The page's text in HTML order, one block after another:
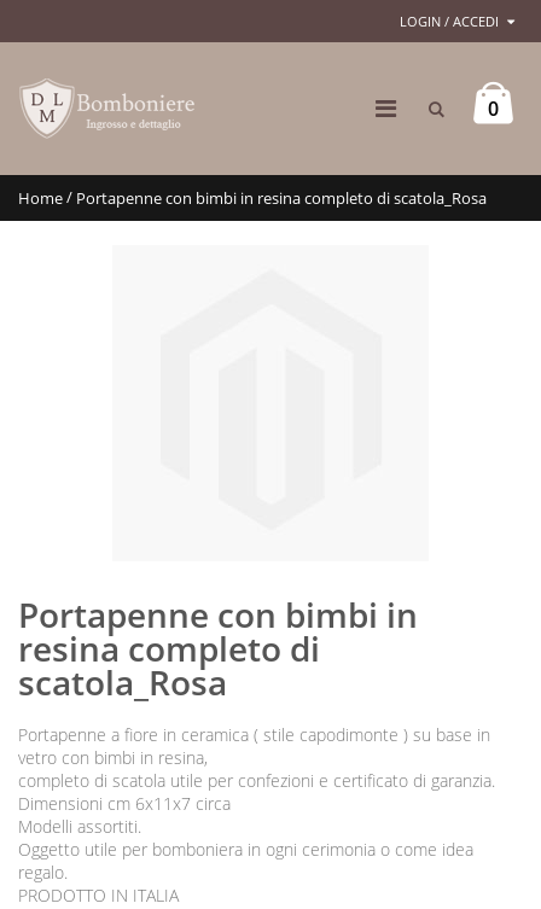
LOGIN / ACCEDI
0
Home/ Portapenne con bimbi in resina completo di scatola_Rosa
Portapenne con bimbi in
resina completo di
scatola_Rosa
Portapenne a fiore in ceramica ( stile capodimonte ) su base in
vetro con bimbi in resina,
completo di scatola utile per confezioni e certificato di garanzia.
Dimensioni cm 6x11x7 circa
Modelli assortiti.
Oggetto utile per bomboniera in ogni cerimonia o come idea
regalo.
PRODOTTO IN ITALIA